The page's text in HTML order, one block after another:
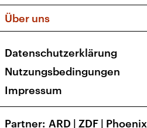
Apps
Newsletter
Veranstaltungen
Social Media
Über uns
Presse
Karriere
Transparenz
Datenschutzerklärung
Nutzungsbedingungen
Impressum
Partner ARD | ZDF | Phoenix